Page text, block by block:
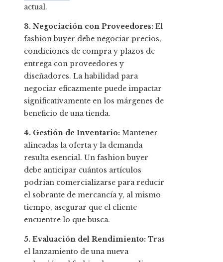
actual.
3. Negociación con Proveedores: El
fashion buyer debe negociar precios,
condiciones de compra y plazos de
entrega con proveedores y
diseñadores. La habilidad para
negociar eficazmente puede impactar
significativamente en los márgenes de
beneficio de una tienda.
4. Gestión de Inventario: Mantener
alineadas la oferta y la demanda
resulta esencial. Un fashion buyer
debe anticipar cuántos artículos
podrían comercializarse para reducir
el sobrante de mercancía y, al mismo
tiempo, asegurar que el cliente
encuentre lo que busca.
5. Evaluación del Rendimiento: Tras
el lanzamiento de una nueva